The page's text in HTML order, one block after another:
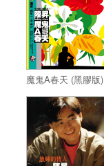
魔鬼A春天 (黑膠版)